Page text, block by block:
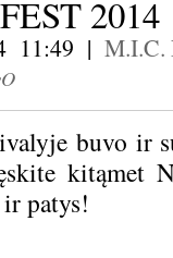
2014
11:49 | M.I.C.
buvo ir
kitąmet
patys!